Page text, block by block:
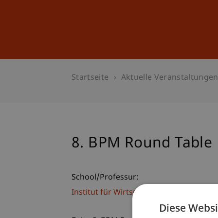
Startseite Aktuelle Veranstaltungen
8. BPM Round Table
School/Professur:
Institut für Wirtschaftsinformatik
Diese